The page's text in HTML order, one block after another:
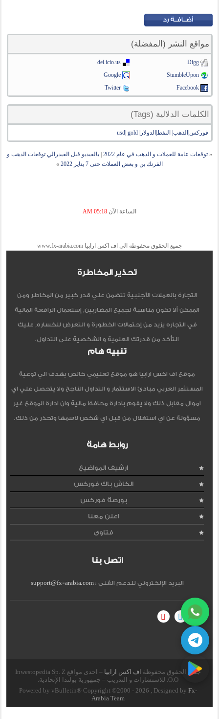
مواقع النشر (المفضلة)
Digg
del.icio.us
StumbleUpon
Google
Facebook
Twitter
الكلمات الدلالية (Tags)
فوركس|الذهب| النفط|الدولار| usd| gold
« توقعات عامة للعملات و الذهب في عام 2022
بالفيديو قبل الفيدرالي توقعات الذهب و
الفرنك ين و بعض العملات حتى 7 يناير 2022
»
الساعة الآن 05:18 AM
جميع الحقوق محفوظة الى اف اكس ارابيا www.fx-arabia.com
تحذير المخاطرة
التجارة بالعملات الأجنبية تتضمن علي قدر كبير من المخاطر ومن
الممكن ألا تكون مناسبة لجميع المضاربين, إستعمال الرافعة المالية
في التجاره يزيد من إحتمالات الخطورة و التعرض للخساره, عليك
التأكد من قدرتك العلمية و الشخصية على التداول.
تنبيه هام
موقع اف اكس ارابيا هو موقع تعليمي خالص يهدف الي توعية
المستثمر العربي مبادئ الاستثمار و التداول الناجح ولا يتحصل علي اي
اموال مقابل ذلك ولا يقوم بادارة محافظ مالية وان ادارة الموقع غير
مسؤولة عن اي استغلال من قبل اي شخص لاسمها وتحذر من ذلك.
روابط هامة
ارشيف المواضيع
الكاش باك فوركس
بورصة فوركس
اعلن معنا
فتاوى
اتصل بنا
البريد الإلكتروني للدعم الفنى :support@fx-arabia.com
جميع الحقوق محفوظة اف اكس ارابيا
– احدى مواقع Inwestopedia Sp. Z
O.O. للاستشارات و التدريب – جمهورية بولندا الإتحادية.
Powered by vBulletin® Copyright ©2000 - 2026 , Designed byFx-
Arabia Team